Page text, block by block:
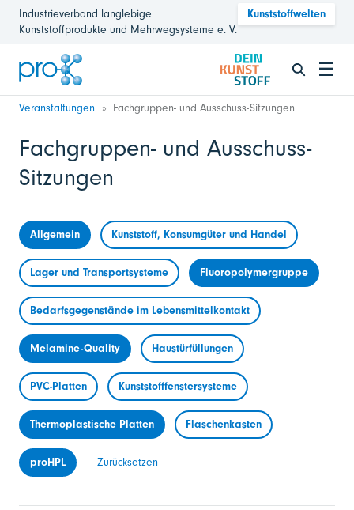
Industrieverband langlebige
Kunststoffprodukte und Mehrwegsysteme e. V.
Kunststoffwelten
☰
Veranstaltungen Fachgruppen- und Ausschuss-Sitzungen
Fachgruppen- und Ausschuss-
Sitzungen
Allgemein Kunststoff, Konsumgüter und Handel
Lager und Transportsysteme Fluoropolymergruppe
Bedarfsgegenstände im Lebensmittelkontakt
Melamine-Quality Haustürfüllungen
PVC-Platten Kunststofffenstersysteme
Thermoplastische Platten Flaschenkasten
proHPL Zurücksetzen